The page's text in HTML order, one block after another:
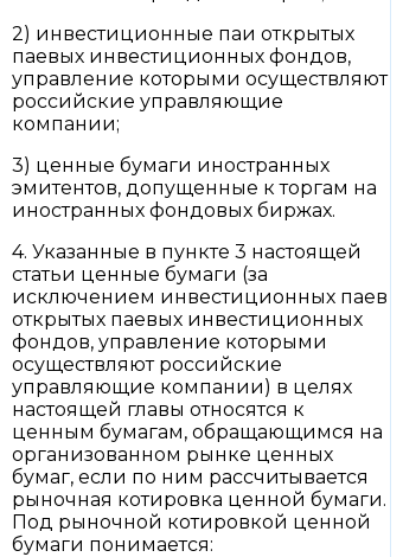
2) инвестиционные паи открытых
паевых инвестиционных фондов,
управление которыми осуществляют
российские управляющие
компании;
3) ценные бумаги иностранных
эмитентов, допущенные к торгам на
иностранных фондовых биржах.
4. Указанные в пункте 3 настоящей
статьи ценные бумаги (за
исключением инвестиционных паев
открытых паевых инвестиционных
фондов, управление которыми
осуществляют российские
управляющие компании) в целях
настоящей главы относятся к
ценным бумагам, обращающимся на
организованном рынке ценных
бумаг, если по ним рассчитывается
рыночная котировка ценной бумаги.
Под рыночной котировкой ценной
бумаги понимается: